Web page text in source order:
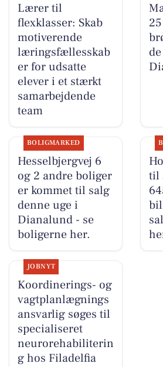
Lærer til
flexklasser: Skab
motiverende
læringsfællesskab
er for udsatte
elever i et stærkt
samarbejdende
team
BOLIGMARKED
Hesselbjergvej 6
og 2 andre boliger
er kommet til salg
denne uge i
Dianalund - se
boligerne her.
til
JOBNYT
Koordinerings- og
vagtplanlægnings
ansvarlig søges til
specialiseret
neurorehabiliterin
g hos Filadelfia